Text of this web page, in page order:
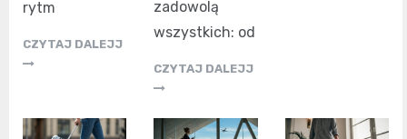
rytm
CZYTAJ DALEJJ
zadowolą
wszystkich: od
CZYTAJ DALEJJ